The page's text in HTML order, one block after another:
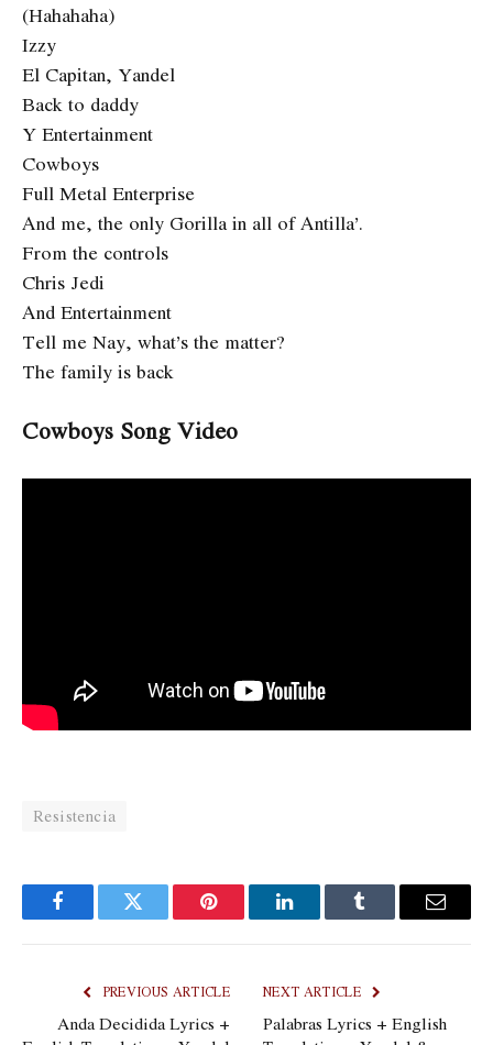
(Hahahaha)
Izzy
El Capitan, Yandel
Back to daddy
Y Entertainment
Cowboys
Full Metal Enterprise
And me, the only Gorilla in all of Antilla’.
From the controls
Chris Jedi
And Entertainment
Tell me Nay, what’s the matter?
The family is back
Cowboys Song Video
Resistencia
FacebookTwitter Pinterest LinkedInTumblr Email
PREVIOUS ARTICLE
Anda Decidida Lyrics +
NEXT ARTICLE
Palabras Lyrics + English